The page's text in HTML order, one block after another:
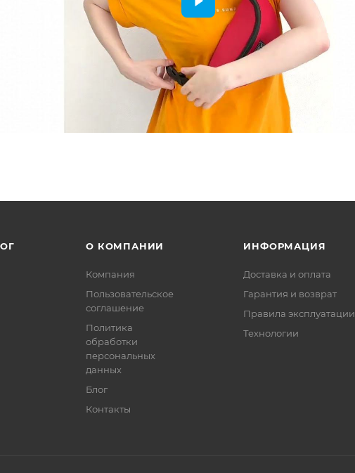
О КОМПАНИИ
Компания
Пользовательское
соглашение
Политика
обработки
персональных
данных
Блог
Контакты
ИНФОРМАЦИЯ
Доставка и оплата
Гарантия и возврат
Правила эксплуатации
Технологии